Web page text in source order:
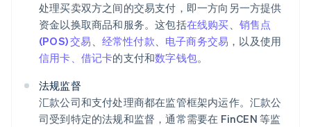
处理买卖双方之间的交易支付，即一方向另一方提供
资金以换取商品和服务。这包括在线购买、 销售点
(POS) 交易 、 经常性付款、 电子商务交易 ，以及使用
信用卡、借记卡的支付和数字钱包。
法规监督
汇款公司和支付处理商都在监管框架内运作。汇款公
司受到特定的法规和监督，通常需要在 FinCEN 等监